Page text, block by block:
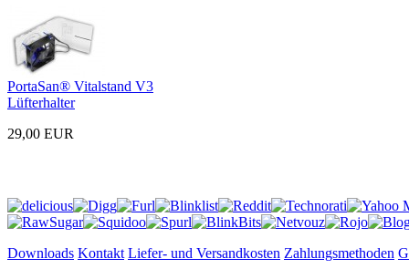
PortaSan® Vitalstand V3
Lüfterhalter
29,00 EUR
Downloads Kontakt Liefer- und Versandkosten Zahlungsmethoden